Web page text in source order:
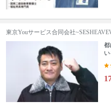
東京Youサービス合同会社